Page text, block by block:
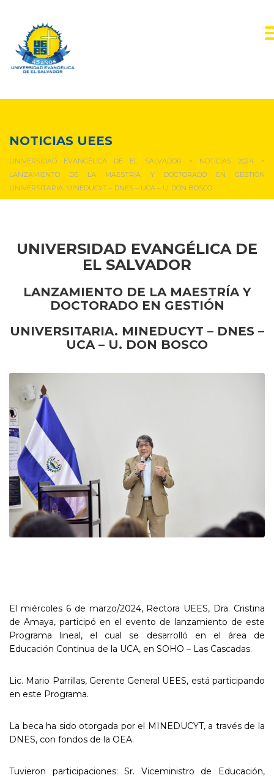
NOTICIAS UEES
UNIVERSIDAD EVANGÉLICA DE EL SALVADOR > NOTICIAS 2024>
LANZAMIENTO DE LA MAESTRÍA Y DOCTORADO EN GESTIÓN
UNIVERSITARIA. MINEDUCYT – DNES – UCA – U. DON BOSCO
UNIVERSIDAD EVANGÉLICA DE
EL SALVADOR
LANZAMIENTO DE LA MAESTRÍA Y
DOCTORADO EN GESTIÓN
UNIVERSITARIA. MINEDUCYT – DNES –
UCA – U. DON BOSCO
El miércoles 6 de marzo/2024, Rectora UEES, Dra. Cristina
de Amaya, participó en el evento de lanzamiento de este
Programa lineal, el cual se desarrolló en el área de
Educación Continua de la UCA, en SOHO – Las Cascadas.
Lic. Mario Parrillas, Gerente General UEES, está participando
en este Programa.
La beca ha sido otorgada por el MINEDUCYT, a través de la
DNES, con fondos de la OEA.
Tuvieron participaciones: Sr. Viceministro de Educación,